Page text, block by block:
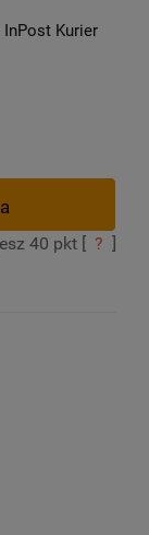
InPost Kurier
40 pkt [ ? ]